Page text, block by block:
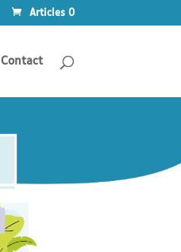
Articles 0
Contact